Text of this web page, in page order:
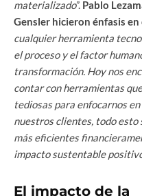
materializado”. Pablo
Gensler hicieron énfasis en
cualquier herramienta
el proceso y el factor
transformación. Hoy nos
contar con herramientas
tediosas para enfocarnos
nuestros clientes, todo esto
más eficientes
impacto sustentable
El impacto de la